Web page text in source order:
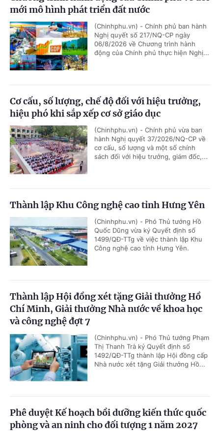
mới mô hình phát triển đất nước
(Chinhphu.vn) - Chính phủ ban hành
Nghị quyết số 217/NQ-CP ngày
06/8/2026 về Chương trình hành
động của Chính phủ thực hiện Nghị...
Cơ cấu, số lượng, chế độ đối với hiệu trưởng,
hiệu phó khi sắp xếp cơ sở giáo dục
(Chinhphu.vn) - Chính phủ vừa ban
hành Nghị quyết 37/2026/NQ-CP về
cơ cấu, số lượng và một số chính
sách đối với hiệu trưởng, giám đốc,...
Thành lập Khu Công nghệ cao tỉnh Hưng Yên
(Chinhphu.vn) - Phó Thủ tướng Hồ
Quốc Dũng vừa ký Quyết định số
1499/QĐ-TTg về việc thành lập Khu
Công nghệ cao tỉnh Hưng Yên.
Thành lập Hội đồng xét tặng Giải thưởng Hồ
Chí Minh, Giải thưởng Nhà nước về khoa học
và công nghệ đợt 7
(Chinhphu.vn) - Phó Thủ tướng Phạm
Thị Thanh Trà ký Quyết định số
1492/QĐ-TTg thành lập Hội đồng cấp
Nhà nước xét tặng Giải thưởng Hồ...
Phê duyệt Kế hoạch bồi dưỡng kiến thức quốc
phòng và an ninh cho đối tượng 1 năm 2027